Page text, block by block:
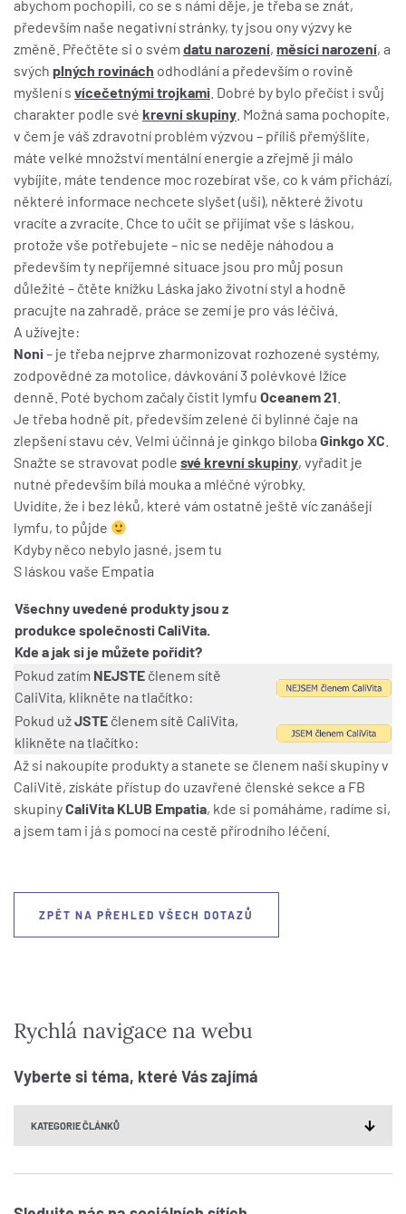
abychom pochopili, co se s námi děje, je třeba se znát,
především naše negativní stránky, ty jsou ony výzvy ke
změně. Přečtěte si o svém datu narození, měsíci narození, a
svých plných rovinách odhodlání a především o rovině
myšlení s vícečetnými trojkami . Dobré by bylo přečíst i svůj
charakter podle své krevní skupiny . Možná sama pochopíte,
v čem je váš zdravotní problém výzvou – příliš přemýšlíte,
máte velké množství mentální energie a zřejmě ji málo
vybíjíte, máte tendence moc rozebírat vše, co k vám přichází,
některé informace nechcete slyšet (uši), některé životu
vracíte a zvracíte. Chce to učit se přijímat vše s láskou,
protože vše potřebujete – nic se neděje náhodou a
především ty nepříjemné situace jsou pro můj posun
důležité – čtěte knížku Láska jako životní styl a hodně
pracujte na zahradě, práce se zemí je pro vás léčivá.
A užívejte:
Noni– je třeba nejprve zharmonizovat rozhozené systémy,
zodpovědné za motolice, dávkování 3 polévkové lžíce
denně. Poté bychom začaly čistit lymfu Oceanem 21
Je třeba hodně pít, především zelené či bylinné čaje na
zlepšení stavu cév. Velmi účinná je ginkgo biloba Ginkgo XC
Snažte se stravovat podle své krevní skupiny, vyřadit je
nutné především bílá mouka a mléčné výrobky.
Uvidíte, že i bez léků, které vám ostatně ještě víc zanášejí
lymfu, to půjde
Kdyby něco nebylo jasné, jsem tu
S láskou vaše Empatia
Všechny uvedené produkty jsou z
produkce společnosti CaliVita.
Kde a jak si je můžete pořídit?
Pokud zatím NEJSTE členem sítě
CaliVita, klikněte na tlačítko:
Pokud užJSTE členem sítě CaliVita,
klikněte na tlačítko:
Až si nakoupíte produkty a stanete se členem naší skupiny v
CaliVitě, získáte přístup do uzavřené členské sekce a FB
skupinyCaliVita KLUB Empatia, kde si pomáháme, radíme si,
a jsem tam i já s pomocí na cestě přírodního léčení.
ZPĚT NA PŘEHLED VŠECH DOTAZŮ
Rychlá navigace na webu
Vyberte si téma, které Vás zajímá